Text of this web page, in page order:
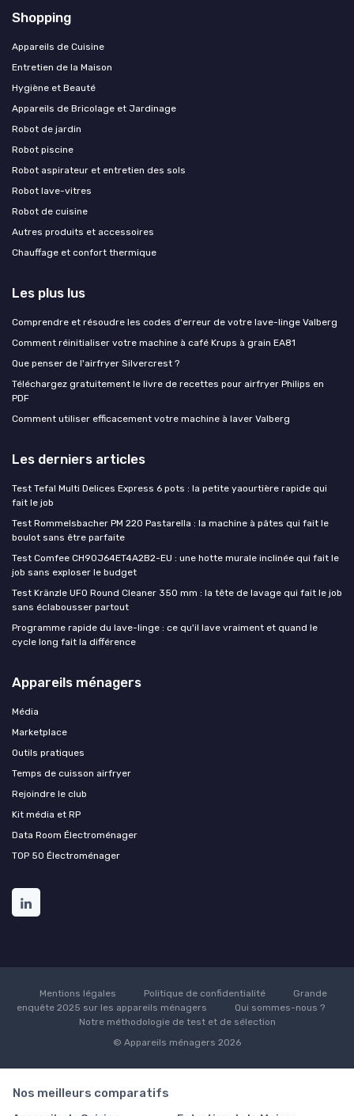
Shopping
Appareils de Cuisine
Entretien de la Maison
Hygiène et Beauté
Appareils de Bricolage et Jardinage
Robot de jardin
Robot piscine
Robot aspirateur et entretien des sols
Robot lave-vitres
Robot de cuisine
Autres produits et accessoires
Chauffage et confort thermique
Les plus lus
Comprendre et résoudre les codes d'erreur de votre lave-linge Valberg
Comment réinitialiser votre machine à café Krups à grain EA81
Que penser de l'airfryer Silvercrest ?
Téléchargez gratuitement le livre de recettes pour airfryer Philips en
PDF
Comment utiliser efficacement votre machine à laver Valberg
Les derniers articles
Test Tefal Multi Delices Express 6 pots : la petite yaourtière rapide qui
fait le job
Test Rommelsbacher PM 220 Pastarella : la machine à pâtes qui fait le
boulot sans être parfaite
Test Comfee CH90J64ET4A2B2-EU : une hotte murale inclinée qui fait le
job sans exploser le budget
Test Kränzle UFO Round Cleaner 350 mm : la tête de lavage qui fait le job
sans éclabousser partout
Programme rapide du lave-linge : ce qu'il lave vraiment et quand le
cycle long fait la différence
Appareils ménagers
Média
Marketplace
Outils pratiques
Temps de cuisson airfryer
Rejoindre le club
Kit média et RP
Data Room Électroménager
TOP 50 Électroménager
Mentions légales Politique de confidentialité
Grande
enquête 2025 sur les appareils ménagers
Qui sommes-nous ?
Notre méthodologie de test et de sélection
© Appareils ménagers 2026
Nos meilleurs comparatifs